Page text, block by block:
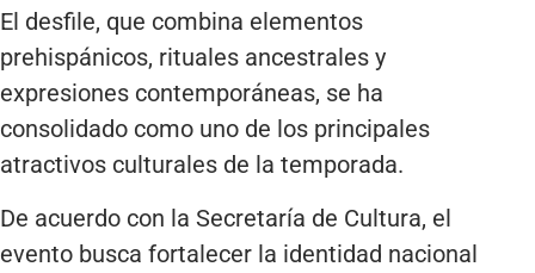
El desfile, que combina elementos
prehispánicos, rituales ancestrales y
expresiones contemporáneas, se ha
consolidado como uno de los principales
atractivos culturales de la temporada.
De acuerdo con la Secretaría de Cultura, el
evento busca fortalecer la identidad nacional